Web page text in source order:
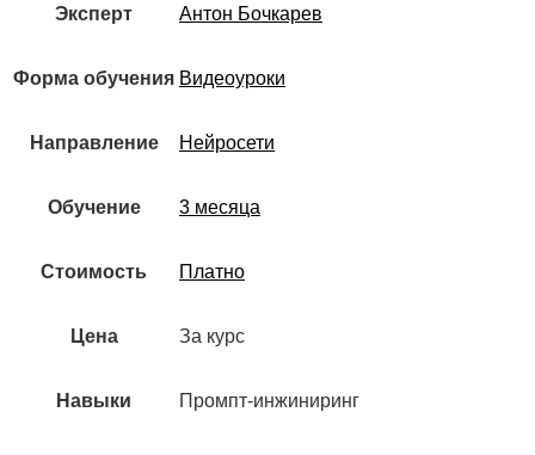
Эксперт Антон Бочкарев
Форма обучения Видеоуроки
Направление Нейросети
Обучение 3 месяца
Стоимость Платно
Цена За курс
Навыки Промпт-инжиниринг